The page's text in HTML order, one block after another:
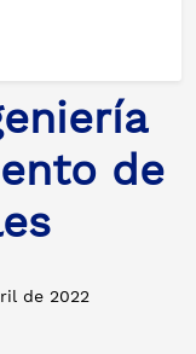
de
de 2022